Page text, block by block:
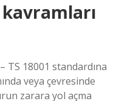
TS 18001 standardına
veya çevresinde
zarara yol açma